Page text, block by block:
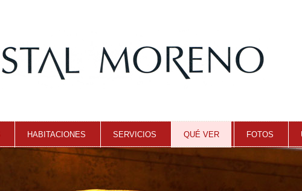
HABITACIONES SERVICIOS QUÉ VER FOTOS